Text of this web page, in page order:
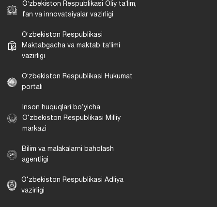
Oʻzbekiston Respublikasi Oliy taʼlim,
fan va innovatsiyalar vazirligi
Oʻzbekiston Respublikasi
Maktabgacha va maktab taʼlimi
vazirligi
Oʻzbekiston Respublikasi Hukumat
portali
Inson huquqlari bo‘yicha
O‘zbekiston Respublikasi Milliy
markazi
Bilim va malakalarni baholash
agentligi
O‘zbekiston Respublikasi Adliya
vazirligi